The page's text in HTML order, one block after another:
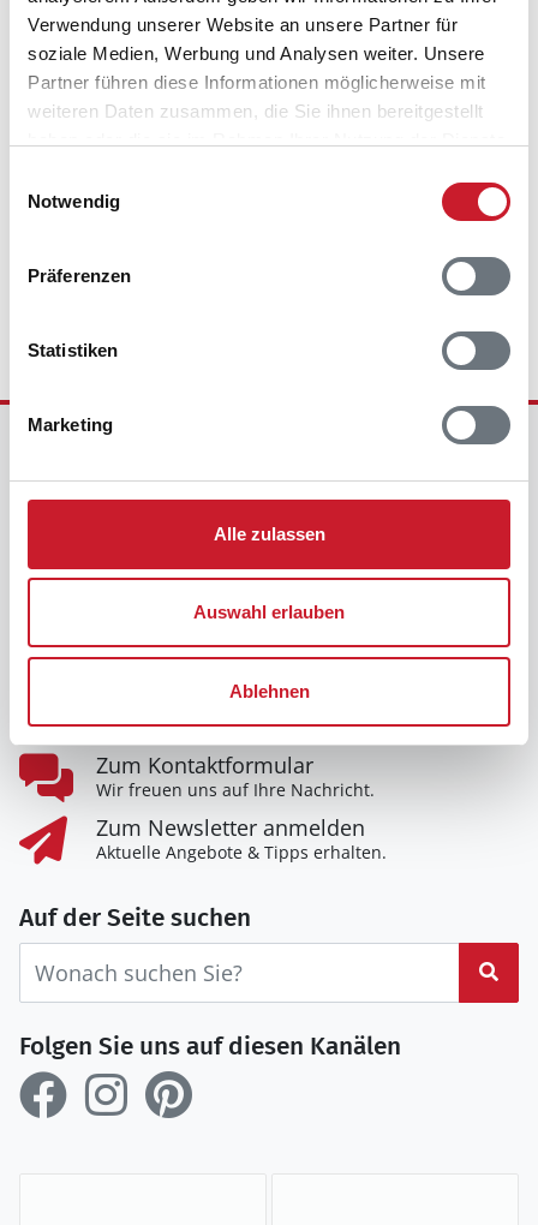
Verwendung unserer Website an unsere Partner für
soziale Medien, Werbung und Analysen weiter. Unsere
Partner führen diese Informationen möglicherweise mit
weiteren Daten zusammen, die Sie ihnen bereitgestellt
Notwendig
Präferenzen
Statistiken
Marketing
Alle zulassen
Auswahl erlauben
Ablehnen
Ferienhausvermittlung Kröger+Rehn GmbH
Schnackenburgallee 158
22525 Hamburg
Telefon: +49 40 5477950
kundenservice@dansk.de
Nehmen Sie Kontakt zu uns auf
0800-358 75 28
Täglich von 9 bis 22 Uhr für Sie da.
Zum Kontaktformular
Wir freuen uns auf Ihre Nachricht.
Zum Newsletter anmelden
Aktuelle Angebote & Tipps erhalten.
Auf der Seite suchen
Folgen Sie uns auf diesen Kanälen